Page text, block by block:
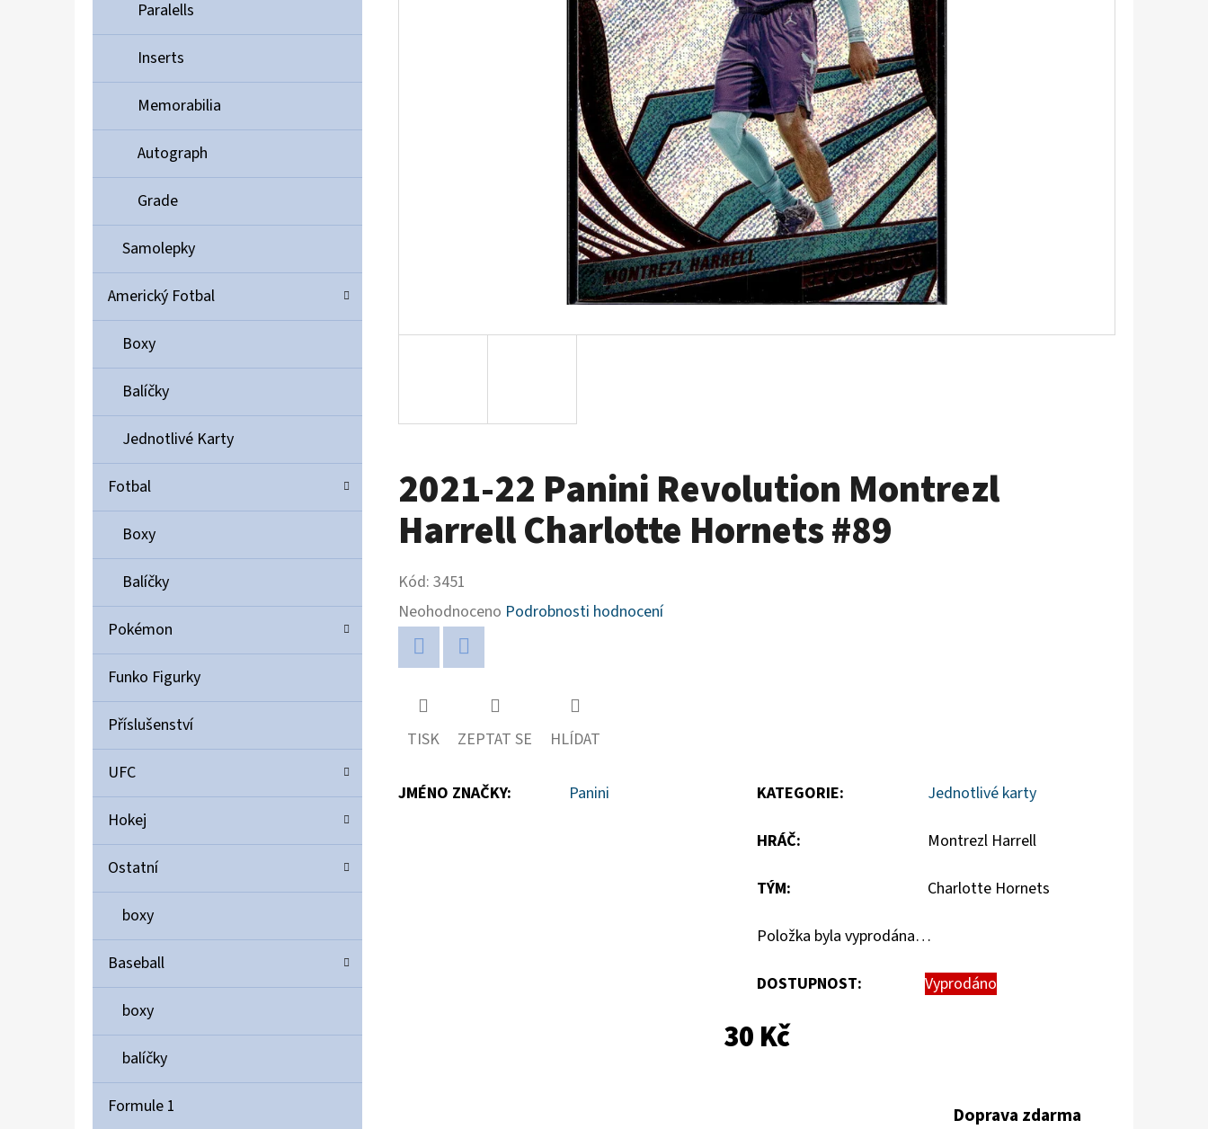
Paralells
Inserts
Memorabilia
Autograph
Grade
Samolepky
Americký Fotbal
Boxy
Balíčky
Jednotlivé Karty
Fotbal
Boxy
Balíčky
Pokémon
Funko Figurky
Příslušenství
UFC
Hokej
Ostatní
boxy
Baseball
boxy
balíčky
Formule 1
2021-22 Panini Revolution Montrezl
Harrell Charlotte Hornets #89
Kód: 3451
Průměrné
hodnocení
produktu
0,0
5
Neohodnoceno Podrobnosti hodnocení
TISK ZEPTAT SE HLÍDAT
JMÉNO ZNAČKY: Panini KATEGORIE: Jednotlivé karty
HRÁČ: Montrezl Harrell
TÝM: Charlotte Hornets
Položka byla vyprodána…
DOSTUPNOST: Vyprodáno
30 Kč
Doprava zdarma
ULTIMATE GUARD MAGNETIC CARD CASE 35PT
POKÉMON TCG: ME05 - PITCH BLACK
BOOSTER BUNDLE
990 Kč